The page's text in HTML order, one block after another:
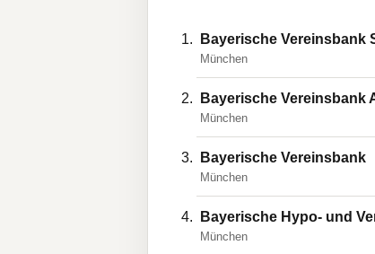
Bayerische Vereinsbank
München
Bayerische Vereinsbank
München
Bayerische Vereinsbank
München
Bayerische Hypo- und
München